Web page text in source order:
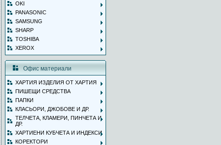
OKI
PANASONIC
SAMSUNG
SHARP
TOSHIBA
XEROX
Офис материали
ХАРТИЯ ИЗДЕЛИЯ ОТ ХАРТИЯ
ПИШЕЩИ СРЕДСТВА
ПАПКИ
КЛАСЬОРИ, ДЖОБОВЕ И ДР.
ТЕЛЧЕТА, КЛАМЕРИ, ПИНЧЕТА И
ДР.
ХАРТИЕНИ КУБЧЕТА И ИНДЕКСИ
КОРЕКТОРИ